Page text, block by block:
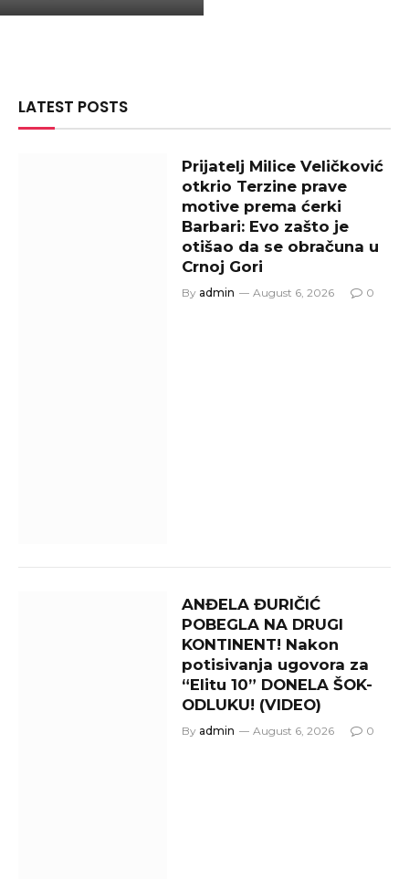
LATEST POSTS
Prijatelj Milice Veličković
otkrio Terzine prave
motive prema ćerki
Barbari: Evo zašto je
otišao da se obračuna u
Crnoj Gori
By admin August 6, 2026 0
ANĐELA ĐURIČIĆ
POBEGLA NA DRUGI
KONTINENT! Nakon
potisivanja ugovora za
“Elitu 10” DONELA ŠOK-
ODLUKU! (VIDEO)
By admin August 6, 2026 0